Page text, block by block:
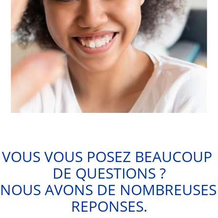
VOUS VOUS POSEZ BEAUCOUP
DE QUESTIONS ?
NOUS AVONS DE NOMBREUSES
REPONSES.